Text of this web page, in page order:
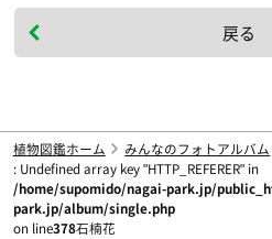
戻る
植物図鑑ホーム みんなのフォトアルバム
: Undefined array key "HTTP_REFERER" in
/home/supomido/nagai-park.jp/
park.jp/album/single.php
on line378石楠花